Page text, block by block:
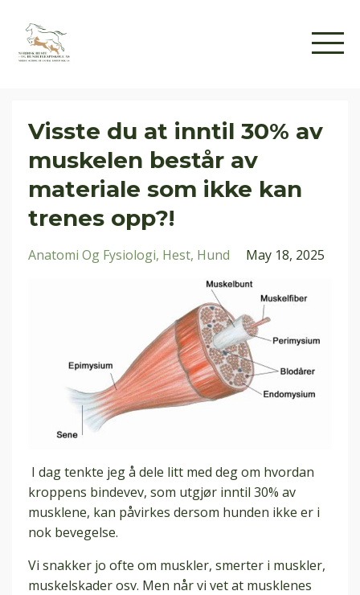
Visste du at inntil 30% av
muskelen består av
materiale som ikke kan
trenes opp?!
Anatomi Og Fysiologi Hest Hund May 18, 2025
I dag tenkte jeg å dele litt med deg om hvordan
kroppens bindevev, som utgjør inntil 30% av
musklene, kan påvirkes dersom hunden ikke er i
nok bevegelse.
Vi snakker jo ofte om muskler, smerter i muskler,
muskelskader osv. Men når vi vet at musklenes